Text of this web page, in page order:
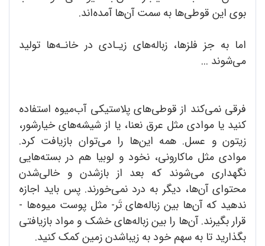
بوی این قوطی‌ها به سمت آن‌ها آمده‌اند.
اما به جز فلزها، زباله‌های زیـادی در خانـه‌ها تولید
می‌شوند ...
فرقی نمی‌کند از قوطی‌های پلاستیکی آب‌میوه استفاده
کنید یا موادی مثل عرق نعنا، یا از شیشه‌های خیارشور،
زیتون و عسل. همه این‌ها را می‌توان بازیافت کرد.
موادی مثل ماکارونی، نخود و لوبیا هم در بسته‌‌هایی
نگهداری می‌شوند که بعد از بازشدن و خالی‌شدن
محتوای آن‌ها، دیگر به درد نمی‌خورند. پس باید اجازه
ندهید که آن‌ها بین زباله‌های تَر- مثل پوست میوه‌ها -
قرار بگیرند. آن‌ها را بین زباله‌های خشک و مواد بازیافتی
بگذارید تا به سهم خود به زیباشدن زمین کمک کنید.